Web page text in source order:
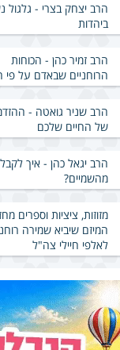
הרב יצחק בצרי - גלגול
ביהדות
הרב זמיר כהן - הכוחות
הרוחניים שבאדם על פי
הרב שניר גואטה -
של החיים שלכם
הרב יגאל כהן - איך
מהשמיים?
מזוזות, ציציות וספרים
המיזם שיביא שמירה
לאלפי חיילי צה"ל